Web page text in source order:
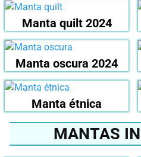
Manta quilt 2024
Manta oscura 2024
Manta étnica
MANTAS